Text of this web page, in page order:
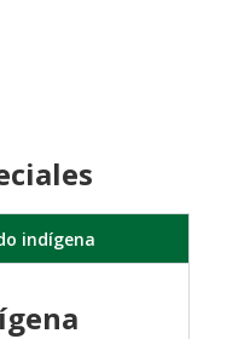
indígena